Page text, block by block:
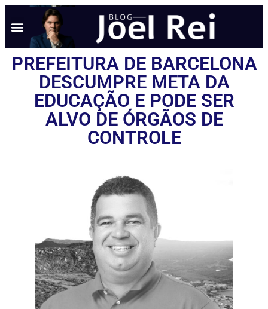
PREFEITURA DE BARCELONA
DESCUMPRE META DA
EDUCAÇÃO E PODE SER
ALVO DE ÓRGÃOS DE
CONTROLE